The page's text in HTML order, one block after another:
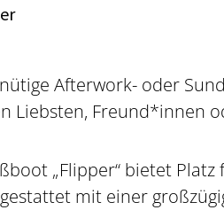
Afterwork- oder
Liebsten, Freund*innen
„Flipper“ bietet Platz
mit einer